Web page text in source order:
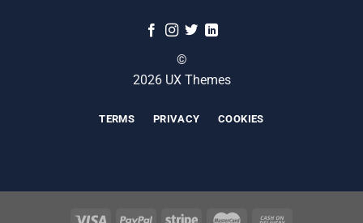
©
2026 UX Themes
TERMS PRIVACY COOKIES